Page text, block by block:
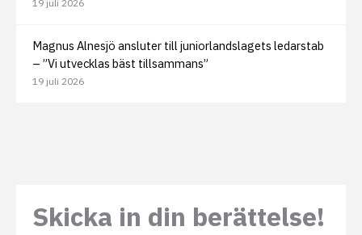
19 juli 2026
Magnus Alnesjö ansluter till juniorlandslagets ledarstab
– ”Vi utvecklas bäst tillsammans”
19 juli 2026
Skicka in din berättelse!